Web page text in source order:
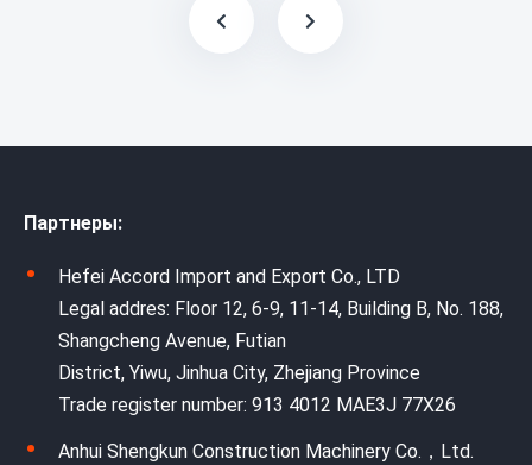
Партнеры:
Hefei Accord Import and Export Co., LTD
Legal addres: Floor 12, 6-9, 11-14, Building B, No. 188,
Shangcheng Avenue, Futian
District, Yiwu, Jinhua City, Zhejiang Province
Trade register number: 913 4012 MAE3J 77X26
Anhui Shengkun Construction Machinery Co.，Ltd.